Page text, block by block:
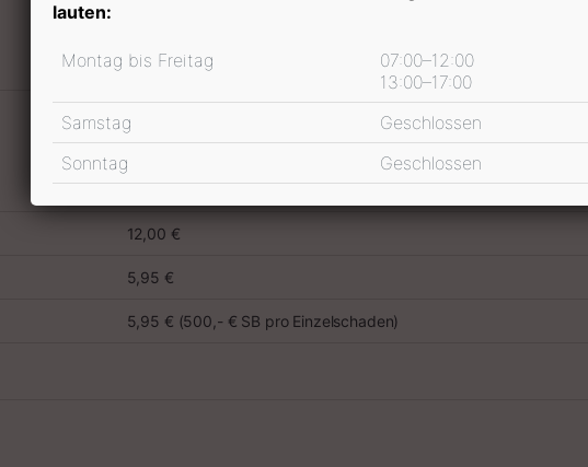
Mietpreis Informationen
15,00 €
12,00 €
5,95 €
5,95 € (500,- € SB pro Einzelschaden)
lauten:
Montag bis Freitag
07:00–12:00
13:00–17:00
Samstag
Geschlossen
Sonntag
Geschlossen